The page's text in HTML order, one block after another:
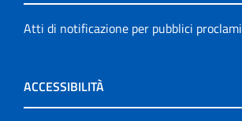
Atti di notificazione per pubblici proclami
ACCESSIBILITÀ